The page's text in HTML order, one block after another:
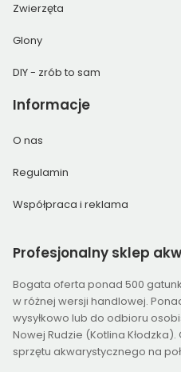
Zwierzęta
Glony
DIY - zrób to sam
Informacje
O nas
Regulamin
Współpraca i reklama
Profesjonalny sklep
Bogata oferta ponad 500
w różnej wersji handlowej.
wysyłkowo lub do odbioru
Nowej Rudzie (Kotlina
sprzętu akwarystycznego na